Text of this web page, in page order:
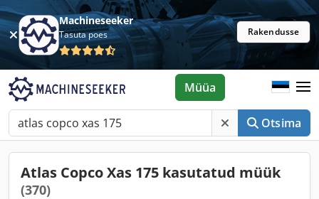
Machineseeker
Tasuta poes Rakendusse
Otsima
Müüa
Atlas Copco Xas 175 kasutatud müük
(370)